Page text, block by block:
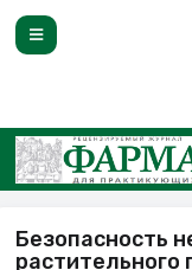
Безопасность
растительного